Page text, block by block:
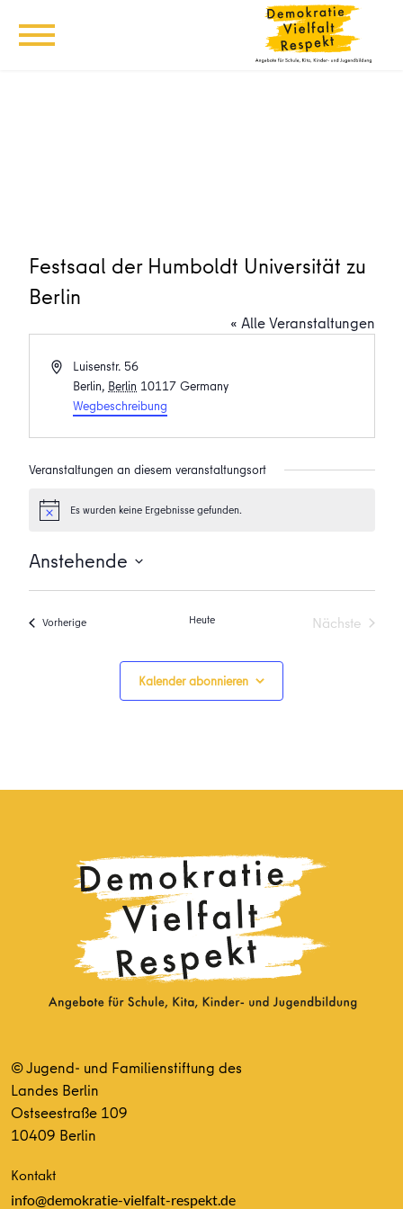
Festsaal der Humboldt Universität zu
Berlin
« Alle Veranstaltungen
AdresseLuisenstr. 56
Berlin, Berlin 10117 Germany
Wegbeschreibung
Veranstaltungen an diesem veranstaltungsort
HinweisEs wurden keine Ergebnisse gefunden.
Anstehende
Datum
VorherigeVeranstaltungen Heute
Nächste
Kalender abonnieren
© Jugend- und Familienstiftung des
Landes Berlin
Ostseestraße 109
10409 Berlin
Kontakt
info@demokratie-vielfalt-respekt.de